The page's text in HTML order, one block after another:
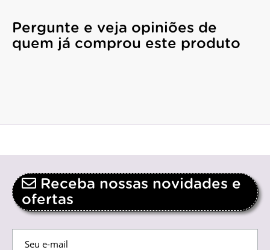
Pergunte e veja opiniões de
quem já comprou este produto
Receba nossas novidades e
ofertas